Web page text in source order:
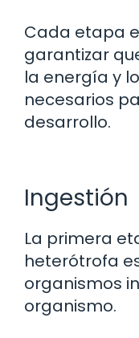
Cada etapa
garantizar
la energía y
necesarios
desarrollo.
Ingestión
La primera
heterótrofa
organismos
organismo.